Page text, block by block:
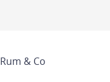
& Co